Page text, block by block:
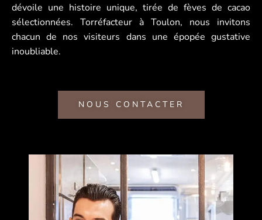
dévoile une histoire unique, tirée de fèves de cacao
sélectionnées. Torréfacteur à Toulon, nous invitons
chacun de nos visiteurs dans une épopée gustative
inoubliable.
NOUS CONTACTER